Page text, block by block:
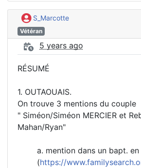
S_Marcotte
Vétéran
5 years ago
RÉSUMÉ
1. OUTAOUAIS.
On trouve 3 mentions du couple
" Siméon/Siméon MERCIER et
Mahan/Ryan"
a. mention dans un bapt.
(https://